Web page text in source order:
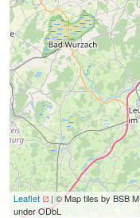
Leaflet
| © Map tiles by BSB
under ODbL